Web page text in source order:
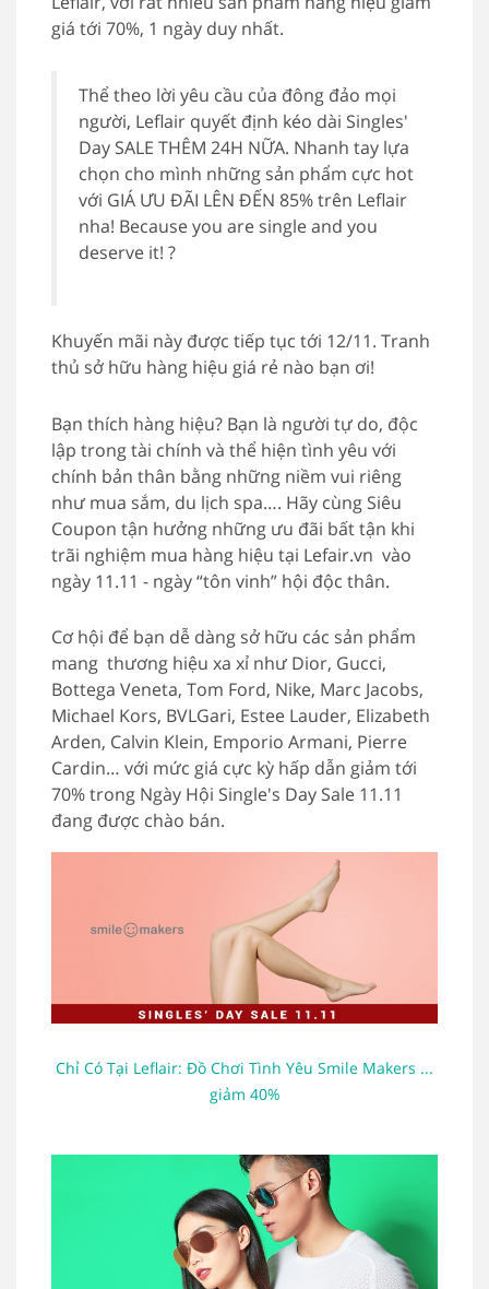
giá tới 70%, 1 ngày duy nhất.
Thể theo lời yêu cầu của đông đảo mọi
người, Leflair quyết định kéo dài Singles'
Day SALE THÊM 24H NỮA. Nhanh tay lựa
chọn cho mình những sản phẩm cực hot
với GIÁ ƯU ĐÃI LÊN ĐẾN 85% trên Leflair
nha! Because you are single and you
deserve it! ?
Khuyến mãi này được tiếp tục tới 12/11. Tranh
thủ sở hữu hàng hiệu giá rẻ nào bạn ơi!
Bạn thích hàng hiệu? Bạn là người tự do, độc
lập trong tài chính và thể hiện tình yêu với
chính bản thân bằng những niềm vui riêng
như mua sắm, du lịch spa…. Hãy cùng Siêu
Coupon tận hưởng những ưu đãi bất tận khi
trãi nghiệm mua hàng hiệu tại Lefair.vn vào
ngày 11.11 - ngày “tôn vinh” hội độc thân.
Cơ hội để bạn dễ dàng sở hữu các sản phẩm
mang thương hiệu xa xỉ như Dior, Gucci,
Bottega Veneta, Tom Ford, Nike, Marc Jacobs,
Michael Kors, BVLGari, Estee Lauder, Elizabeth
Arden, Calvin Klein, Emporio Armani, Pierre
Cardin… với mức giá cực kỳ hấp dẫn giảm tới
70% trong Ngày Hội Single's Day Sale 11.11
đang được chào bán.
Chỉ Có Tại Leflair: Đồ Chơi Tình Yêu Smile Makers ...
giảm 40%